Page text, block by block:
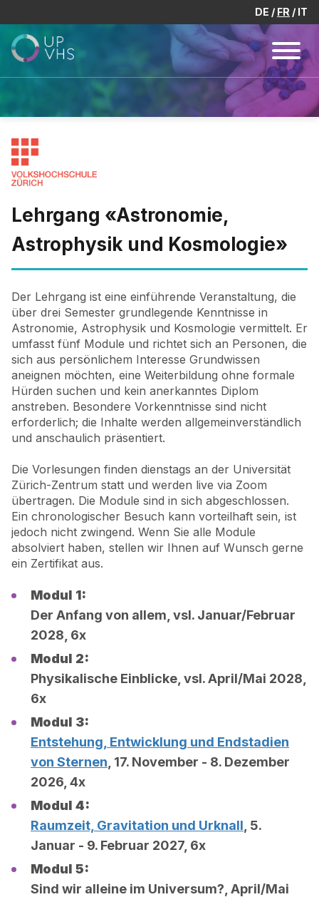
DE FR IT
Lehrgang «Astronomie,
Astrophysik und Kosmologie»
Der Lehrgang ist eine einführende Veranstaltung, die
über drei Semester grundlegende Kenntnisse in
Astronomie, Astrophysik und Kosmologie vermittelt. Er
umfasst fünf Module und richtet sich an Personen, die
sich aus persönlichem Interesse Grundwissen
aneignen möchten, eine Weiterbildung ohne formale
Hürden suchen und kein anerkanntes Diplom
anstreben. Besondere Vorkenntnisse sind nicht
erforderlich; die Inhalte werden allgemeinverständlich
und anschaulich präsentiert.
Die Vorlesungen finden dienstags an der Universität
Zürich-Zentrum statt und werden live via Zoom
übertragen. Die Module sind in sich abgeschlossen.
Ein chronologischer Besuch kann vorteilhaft sein, ist
jedoch nicht zwingend. Wenn Sie alle Module
absolviert haben, stellen wir Ihnen auf Wunsch gerne
ein Zertifikat aus.
Modul 1:
Der Anfang von allem, vsl. Januar/Februar
2028, 6x
Modul 2:
Physikalische Einblicke, vsl. April/Mai 2028,
6x
Modul 3:
Entstehung, Entwicklung und Endstadien
von Sternen , 17. November - 8. Dezember
2026, 4x
Modul 4:
Raumzeit, Gravitation und Urknall , 5.
Januar - 9. Februar 2027, 6x
Modul 5:
Sind wir alleine im Universum?, April/Mai